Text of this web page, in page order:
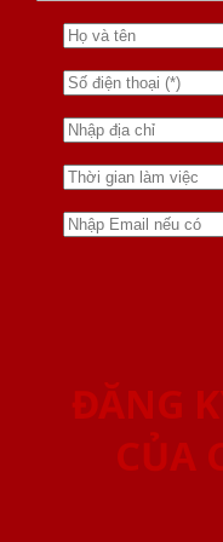
ĐĂNG
CỦA